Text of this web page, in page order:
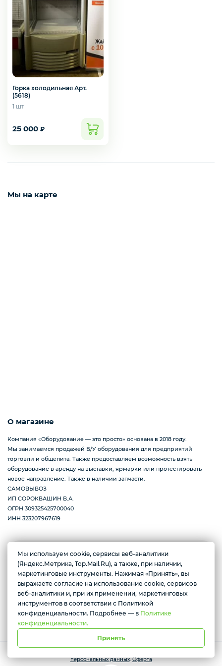
ПОСУДА И ИНВЕНТАРЬ
ПОСУДОМОЕЧНОЕ ОБОРУДОВАНИЕ
ОБОРУДОВАНИЕ
Горка холодильная Арт.
(5618)
1 шт
25 000 ₽
Мы на карте
О магазине
Компания «Оборудование — это просто» основана в 2018 году.
Мы занимаемся продажей Б/У оборудования для предприятий
торговли и общепита. Также предоставляем возможность взять
оборудование в аренду на выставки, ярмарки или протестировать
новое направление. Также в наличии запчасти.
САМОВЫВОЗ
ИП СОРОКВАШИН В.А.
ОГРН 309325425700040
ИНН 323207967619
Брянская обл., Брянск, 2-я ул. Мичурина, 2А р-н
Володарский
Пн- Пт с 10 до 17
Условия доставки
персональных данных.Оферта
Мы используем cookie, сервисы веб-аналитики
(Яндекс.Метрика, Top.Mail.Ru), а также, при наличии,
маркетинговые инструменты. Нажимая «Принять», вы
выражаете согласие на использование cookie, сервисов
веб-аналитики и, при их применении, маркетинговых
инструментов в соответствии с Политикой
конфиденциальности. Подробнее — в Политике
конфиденциальности.
Принять
Желаете подозвать сотрудника
Да